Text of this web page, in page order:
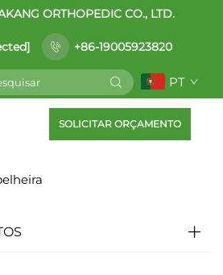
ORTHOPEDIC CO., LTD.
+86-19005923820
PT
SOLICITAR ORÇAMENTO